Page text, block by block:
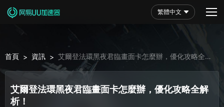
繁體中文
首頁 > 資訊 > 艾爾登法環黑夜君臨畫面卡怎麼辦，優化攻略全解
析！
艾爾登法環黑夜君臨畫面卡怎麼辦，優化攻略全解
析！